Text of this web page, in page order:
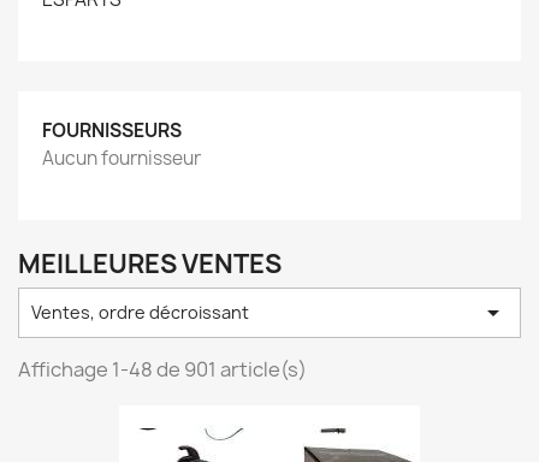
FOURNISSEURS
Aucun fournisseur
MEILLEURES VENTES
Ventes, ordre décroissant 
Affichage 1-48 de 901 article(s)